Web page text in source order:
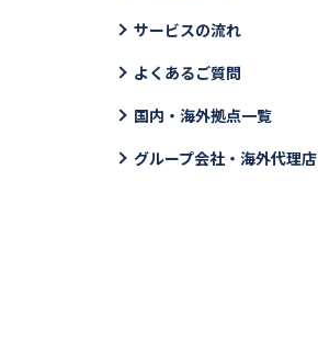
サービスの流れ
よくあるご質問
国内・海外拠点一覧
グループ会社・海外代理店